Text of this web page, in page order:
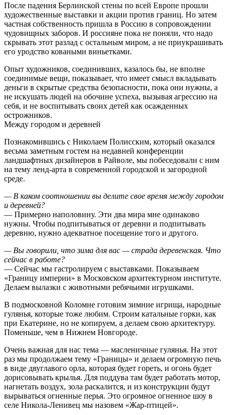
После падения Берлинской стены по всей Европе прошли
художественные выставки и акции против границ. Но затем
частная собственность пришла в Россию в сопровождении
чудовищных заборов. И россияне пока не поняли, что надо
скрывать этот разлад с остальным миром, а не приукрашивать
его уродство коваными виньетками.
Опыт художников, соединивших, казалось бы, не вполне
соединимые вещи, показывает, что имеет смысл вкладывать
деньги в скрытые средства безопасности, пока они нужны, а
не искушать людей на обочине успеха, вызывая агрессию на
себя, и не воспитывать своих детей как осажденных
острожников.
Между городом и деревней
Познакомившись с Николаем Полисским, который оказался
весьма заметным гостем на недавней конференции
ландшафтных дизайнеров в Райволе, мы побеседовали с ним
на тему ленд-арта в современной городской и загородной
среде.
— В каком соотношении вы делите свое время между городом
и деревней?
— Примерно наполовину. Эти два мира мне одинаково
нужны. Чтобы подпитываться от деревни и подпитывать
деревню, нужно адекватное посещение того и другого.
— Вы говорили, что зима для вас — страда деревенская. Что
сейчас в работе?
— Сейчас мы гастролируем с выставками. Показываем
«Границу империи» в Московском архитектурном институте.
Делаем вылазки с животными ребячьими игрушками.
В подмосковной Коломне готовим зимние игрища, народные
гулянья, которые тоже любим. Строим катальные горки, как
при Екатерине, но не копируем, а делаем свою архитектуру.
Поменьше, чем в Нижнем Новгороде.
Очень важная для нас тема — масленичные гулянья. На этот
раз мы продолжаем тему «Границы» и делаем огромную печь
в виде двуглавого орла, которая будет гореть, и огонь будет
дорисовывать крылья. Для поддува там будет работать мотор,
нагнетать воздух, зола раскалится, и из конструкции будут
вырываться огненные перья. Это огромное огненное шоу в
селе Никола-Ленивец мы назовем «Жар-птицей».